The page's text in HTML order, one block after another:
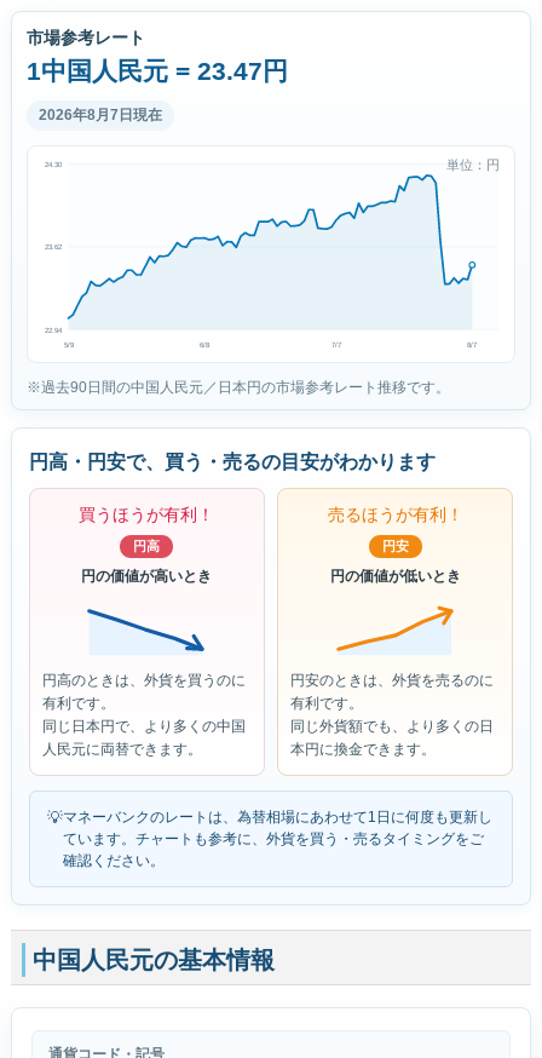
市場参考レート
1中国人民元 = 23.47円
2026年8月7日現在
単位：円
22.94
23.62
24.30
5/9 6/8 7/7 8/7
※過去90日間の中国人民元／日本円の市場参考レート推移です。
円高・円安で、買う・売るの目安がわかります
買うほうが有利！
円高
円の価値が高いとき
円高のときは、外貨を買うのに
有利です。
同じ日本円で、より多くの中国
人民元に両替できます。
売るほうが有利！
円安
円の価値が低いとき
円安のときは、外貨を売るのに
有利です。
同じ外貨額でも、より多くの日
本円に換金できます。
💡マネーバンクのレートは、為替相場にあわせて1日に何度も更新し
ています。チャートも参考に、外貨を買う・売るタイミングをご
確認ください。
中国人民元の基本情報
通貨コード・記号